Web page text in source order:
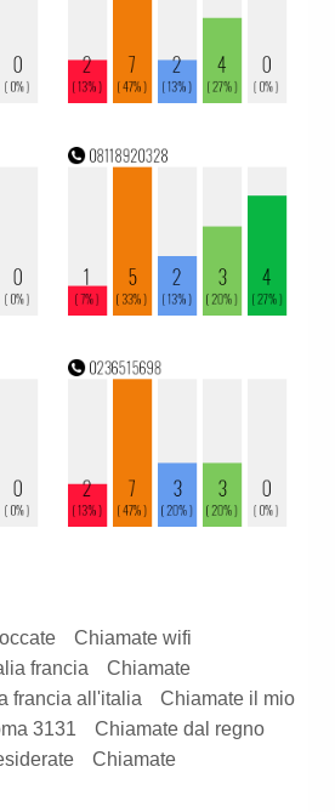
Chiamate wifi
francia
Chiamate
francia all'italia
Chiamate il mio
3131
Chiamate dal regno
Chiamate